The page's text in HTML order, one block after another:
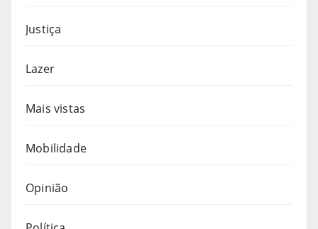
Justiça
Lazer
Mais vistas
Mobilidade
Opinião